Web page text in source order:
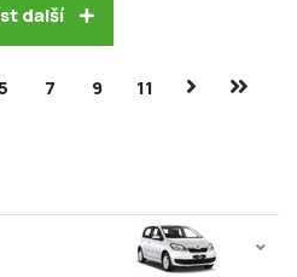
další
7 9 11